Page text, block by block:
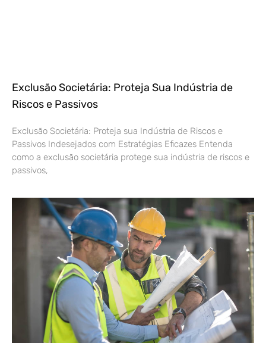
Exclusão Societária: Proteja Sua Indústria de
Riscos e Passivos
Exclusão Societária: Proteja sua Indústria de Riscos e
Passivos Indesejados com Estratégias Eficazes Entenda
como a exclusão societária protege sua indústria de riscos e
passivos,